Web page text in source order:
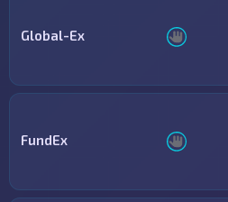
Global-Ex
FundEx